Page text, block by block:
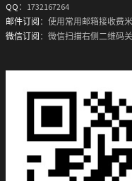
QQ ：1732167264
邮件订阅 ：使用常用邮箱接收费
微信订阅 ：微信扫描右侧二维码